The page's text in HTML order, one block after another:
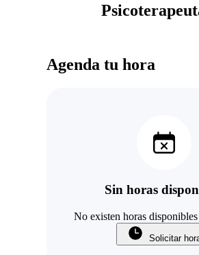
Agenda tu hora
Sin horas
No existen horas
Solicitar